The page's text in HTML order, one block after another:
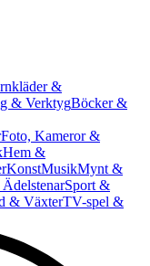
&
& VerktygBöcker &
Foto, Kameror &
Hem &
KonstMusikMynt &
Sport &
& VäxterTV-spel &